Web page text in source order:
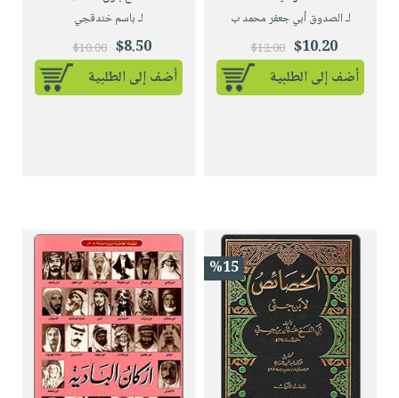
لـ الصدوق أبي جعفر محمد ب
$10.20
$12.00
أضف إلى الطلبية
لـ باسم خندقجي
$8.50
$10.00
أضف إلى الطلبية
%15